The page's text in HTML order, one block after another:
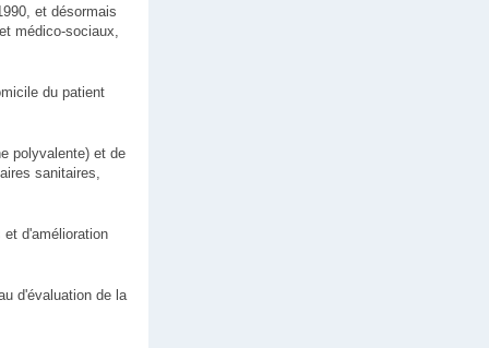
et désormais
médico-sociaux,
du patient
polyvalente) et de
sanitaires,
d'amélioration
d'évaluation de la